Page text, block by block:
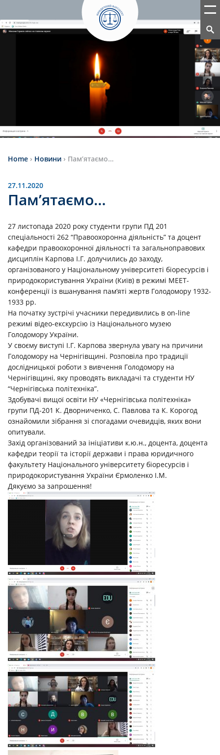
Home › Новини › Пам’ятаємо…
27.11.2020
Пам’ятаємо…
27 листопада 2020 року студенти групи ПД 201
спеціальності 262 “Правоохоронна діяльність” та доцент
кафедри правоохоронної діяльності та загальноправових
дисциплін Карпова І.Г. долучились до заходу,
організованого у Національному університеті біоресурсів і
природокористування України (Київ) в режимі MEET-
конференції із вшанування пам’яті жертв Голодомору 1932-
1933 рр.
На початку зустрічі учасники передивились в on-line
режимі відео-екскурсію із Національного музею
Голодомору України.
У своєму виступі І.Г. Карпова звернула увагу на причини
Голодомору на Чернігівщині. Розповіла про традиції
дослідницької роботи з вивчення Голодомору на
Чернігівщині, яку проводять викладачі та студенти НУ
“Чернігівська політехніка”.
Здобувачі вищої освіти НУ «Чернігівська політехніка»
групи ПД-201 К. Дворниченко, С. Павлова та К. Корогод
ознайомили зібрання зі спогадами очевидців, яких вони
опитували.
Захід організований за ініціативи к.ю.н., доцента, доцента
кафедри теорії та історії держави і права юридичного
факультету Національного університету біоресурсів і
природокористування України Єрмоленко І.М.
Дякуємо за запрошення!